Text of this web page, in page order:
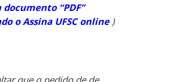
“PDF”
o Assina UFSC online)
que o pedido de de